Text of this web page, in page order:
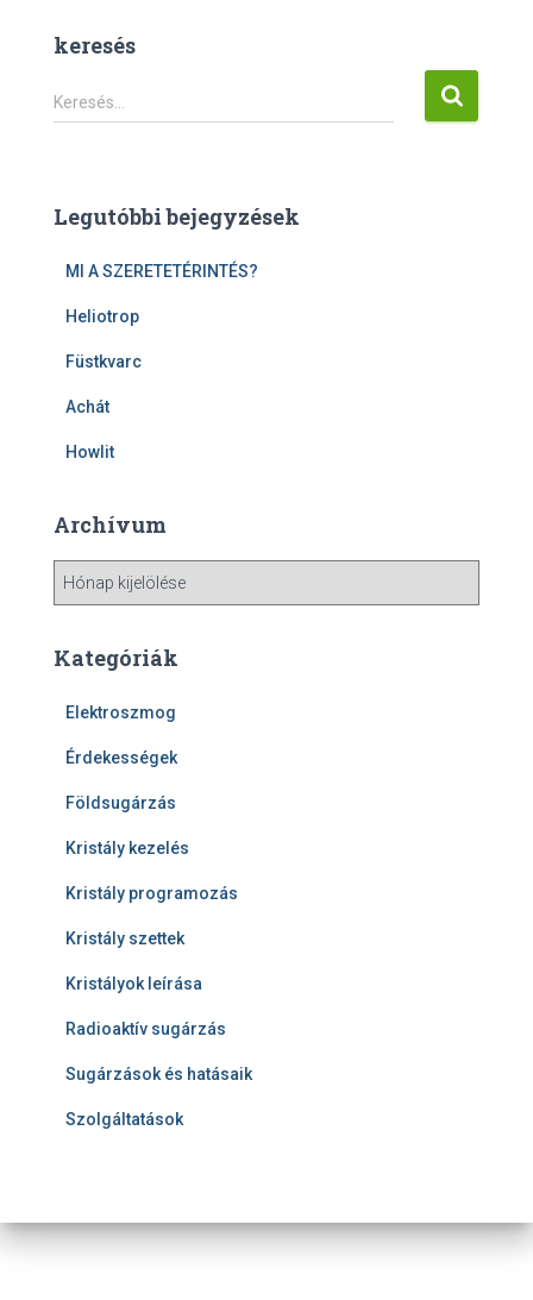
keresés
K
e
é
Keresés…
Legutóbbi bejegyzések
MI A SZERETETÉRINTÉS?
Heliotrop
Füstkvarc
Achát
Howlit
Archívum
h
m
Kategóriák
Elektroszmog
Érdekességek
Földsugárzás
Kristály kezelés
Kristály programozás
Kristály szettek
Kristályok leírása
Radioaktív sugárzás
Sugárzások és hatásaik
Szolgáltatások